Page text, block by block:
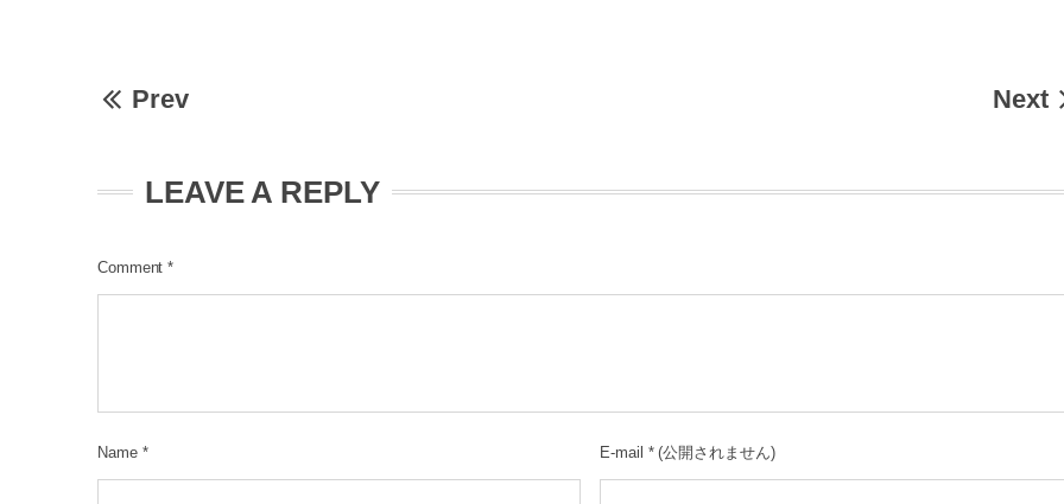
Prev Next
LEAVE A REPLY
Comment *
Name * E-mail *(公開されません)